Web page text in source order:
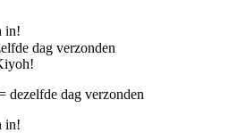
in!
dag verzonden
dezelfde dag verzonden
in!